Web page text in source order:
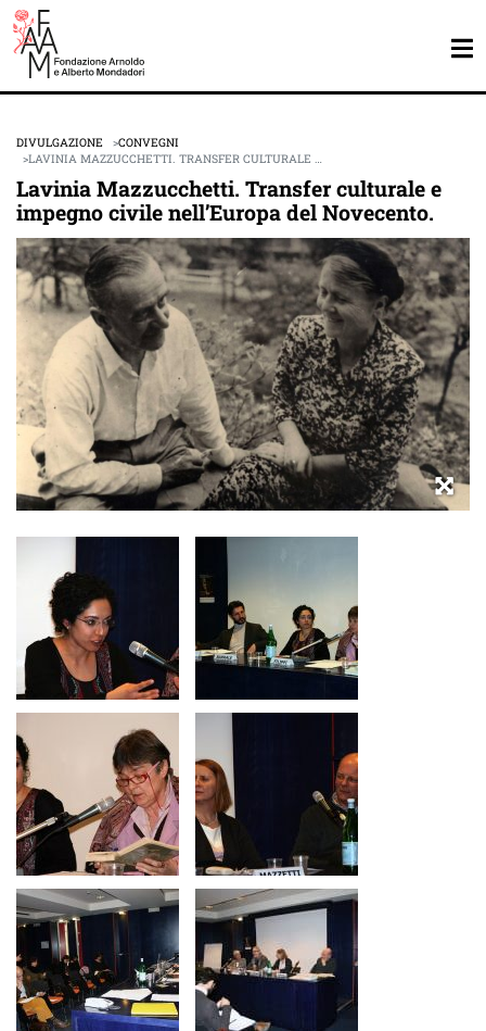
DIVULGAZIONE
CONVEGNI
LAVINIA MAZZUCCHETTI. TRANSFER CULTURALE …
Lavinia Mazzucchetti. Transfer culturale e
impegno civile nell’Europa del Novecento.